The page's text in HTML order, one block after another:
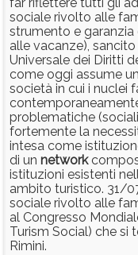
far riflettere tutti gli
sociale rivolto alle
strumento e
alle vacanze),
Universale dei Diritti
come oggi assume
società in cui i nuclei
problematiche
fortemente la
intesa come
di un network
istituzioni esistenti
ambito turistico. 31/
sociale rivolto alle
al Congresso
Turism Social) che si
Rimini.